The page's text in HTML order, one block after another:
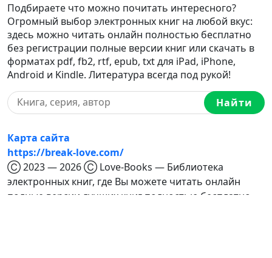
Подбираете что можно почитать интересного?
Огромный выбор электронных книг на любой вкус:
здесь можно читать онлайн полностью бесплатно
без регистрации полные версии книг или скачать в
форматах pdf, fb2, rtf, epub, txt для iPad, iPhone,
Android и Kindle. Литература всегда под рукой!
Найти
Карта сайта
https://break-love.com/
Ⓒ 2023 — 2026 Ⓒ Love-Books — Библиотека
электронных книг, где Вы можете читать онлайн
полные версии лучших книг полностью бесплатно